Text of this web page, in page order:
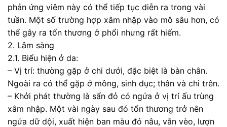
phản ứng viêm này có thể tiếp tục diễn ra trong vài
tuần. Một số trường hợp xâm nhập vào mô sâu hơn, có
thể gây ra tổn thương ở phổi nhưng rất hiếm.
2. Lâm sàng
2.1. Biểu hiện ở da:
– Vị trí: thường gặp ở chi dưới, đặc biệt là bàn chân.
Ngoài ra có thể gặp ở mông, sinh dục; thân và chi trên.
– Khởi phát thường là sẩn đỏ có ngứa ở vị trí ấu trùng
xâm nhập. Một vài ngày sau đó tổn thương trở nên
ngứa dữ dội, xuất hiện ban màu đỏ nâu, vằn vèo, lượn